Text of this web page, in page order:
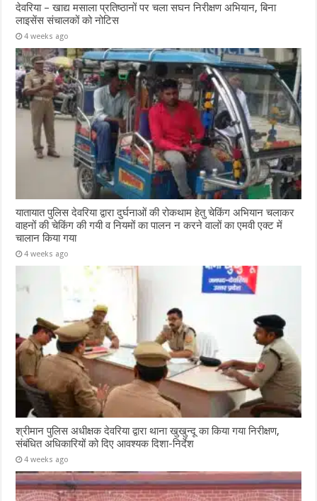
देवरिया – खाद्य मसाला प्रतिष्ठानों पर चला सघन निरीक्षण अभियान, बिना
लाइसेंस संचालकों को नोटिस
4 weeks ago
यातायात पुलिस देवरिया द्वारा दुर्घनाओं की रोकथाम हेतु चेकिंग अभियान चलाकर
वाहनों की चेकिंग की गयी व नियमों का पालन न करने वालों का एमवी एक्ट में
चालान किया गया
4 weeks ago
श्रीमान पुलिस अधीक्षक देवरिया द्वारा थाना खुखुन्दू का किया गया निरीक्षण,
संबंधित अधिकारियों को दिए आवश्यक दिशा-निर्देश
4 weeks ago